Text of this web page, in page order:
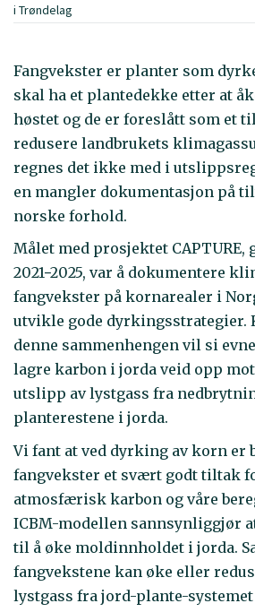
i Trøndelag
Fangvekster er planter som
skal ha et plantedekke etter at
høstet og de er foreslått som et
redusere landbrukets
regnes det ikke med i
en mangler dokumentasjon på
norske forhold.
Målet med prosjektet
2021−2025, var å dokumentere
fangvekster på kornarealer i
utvikle gode dyrkingsstrategier.
denne sammenhengen vil si
lagre karbon i jorda veid opp
utslipp av lystgass fra
planterestene i jorda.
Vi fant at ved dyrking av korn er
fangvekster et svært godt tiltak
atmosfærisk karbon og våre
ICBM-modellen sannsynliggjør
til å øke moldinnholdet i jorda.
fangvekstene kan øke eller
lystgass fra jord-plante-